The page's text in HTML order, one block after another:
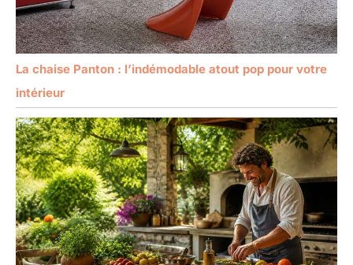
La chaise Panton : l’indémodable atout pop pour votre
intérieur